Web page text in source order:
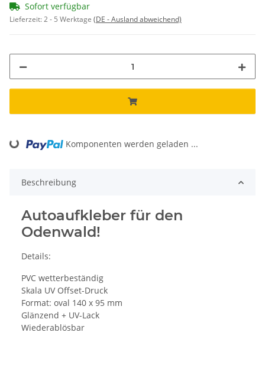
Sofort verfügbar
Lieferzeit:2 - 5 Werktage (DE - Ausland abweichend)
Loading... Komponenten werden geladen ...
Beschreibung
Autoaufkleber für den
Odenwald!
Details:
PVC wetterbeständig
Skala UV Offset-Druck
Format: oval 140 x 95 mm
Glänzend + UV-Lack
Wiederablösbar